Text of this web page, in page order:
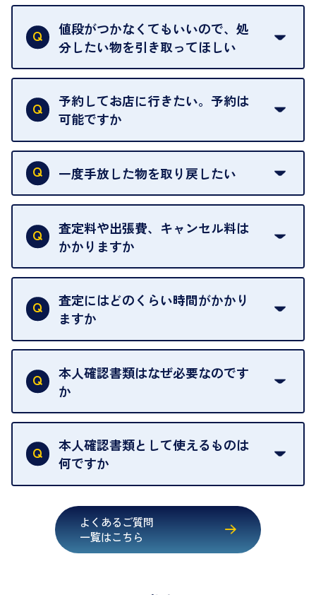
査定額は当日限り有効です。
中古市場が日々変動するため、翌日には査定額が変
わることがございます。
値段がつかなくてもいいので、処
分したい物を引き取ってほしい
再販不可能な物は、場合によってはお断りすること
がございます。ご了承ください。
予約してお店に行きたい。予約は
可能ですか
申し訳ありませんが、現在はご来店の予約は承って
おりません。
を整えておりますので、お好きな時にお越しくださ
い。
お急ぎの場合はスタッフに一言お声がけください。
可能な限り、迅速に対応させていただきます。
一度手放した物を取り戻したい
当店は質店ではありませんので、買い取ったお品物
は基本的に販売へと回されます。買い戻しはできま
せんので、ご了承ください。
グオフが可能です。
契約破棄という形で、お品物をお戻しすることがで
きます。
売却当日を含む8日間のうちに、お気軽にお申し出
出張買取のお品物は、8日間保管しております。
査定料や出張費、キャンセル料は
かかりますか
一切いただいておりません。査定金額にご納得いた
だけない場合は、その場でお断りいただいても問題
ございません。お気軽にご相談ください。
査定にはどのくらい時間がかかり
ますか
お品物の内容や点数によって異なりますが、店頭買
取の場合は1点あたり数分程度が目安です。大量の
お品物の場合は、お時間をいただくことがございま
本人確認書類はなぜ必要なのです
か
買取店は古物営業法により、お客様のご本人確認を
行うことが義務付けられています。安心してお取引
いただくためにも、ご協力をお願いいたします。
本人確認書類として使えるものは
何ですか
・健康保険証確認書
・マイナンバーカード
・在留カード
よくあるご質問
一覧はこちら